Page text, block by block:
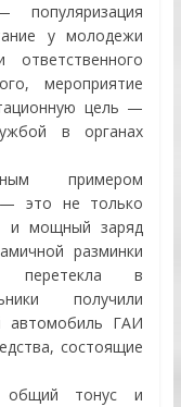
у молодежи
мероприятие
цель —
в органах
примером
— это не только
и мощный заряд
разминки
перетекла в
получили
автомобиль ГАИ
состоящие
общий тонус и